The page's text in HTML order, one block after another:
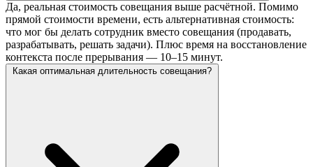
Да, реальная стоимость совещания выше расчётной. Помимо
прямой стоимости времени, есть альтернативная стоимость:
что мог бы делать сотрудник вместо совещания (продавать,
разрабатывать, решать задачи). Плюс время на восстановление
контекста после прерывания — 10–15 минут.
Какая оптимальная длительность совещания?